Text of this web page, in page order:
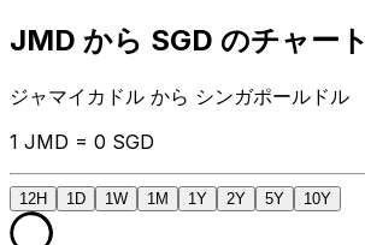
JMD から SGD のチャート
ジャマイカドル から シンガポールドル
1 JMD = 0 SGD
12H 1D 1W 1M 1Y 2Y 5Y 10Y